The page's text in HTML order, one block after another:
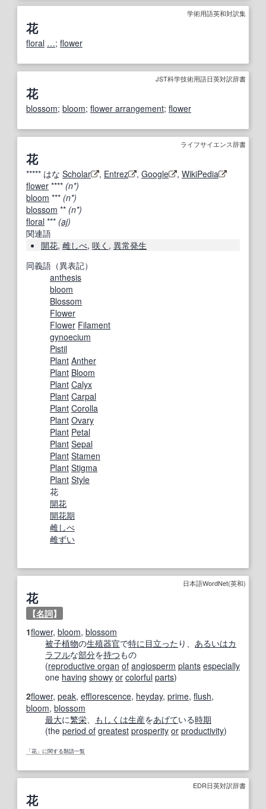
学術用語英和対訳集
花
floral …; flower
JST科学技術用語日英対訳辞書
花
blossom; bloom; flower arrangement; flower
ライフサイエンス辞書
花
***** はな Scholar , Entrez , Google , WikiPedia
flower **** (n*)
bloom *** (n*)
blossom ** (n*)
floral *** (aj)
関連語
開花, 雌しべ, 咲く , 異常発生
同義語（異表記）
anthesis
bloom
Blossom
Flower
Flower Filament
gynoecium
Pistil
Plant Anther
Plant Bloom
Plant Calyx
Plant Carpal
Plant Corolla
Plant Ovary
Plant Petal
Plant Sepal
Plant Stamen
Plant Stigma
Plant Style
花
開花
開花期
雌しべ
雌ずい
日本語WordNet(英和)
花
【名詞】
1flower, bloom, blossom
被子植物の生殖器官で特に 目立った り、 あるいはカ
ラフルな部分を持つもの
(reproductive organ of angiosperm plants especially
one having showy or colorful parts)
2flower, peak, efflorescence, heyday, prime, flush,
bloom, blossom
最大に繁栄 もしくは生産をあげている時期
(the period of greatest prosperity or productivity)
「花」に関する類語一覧
EDR日英対訳辞書
花